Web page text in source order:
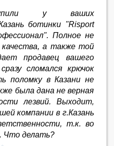
у ваших
ботинки "Risport
Полное не
а также той
продавец вашего
сломался крючок
поломку в Казани не
была дана не верная
лезвий. Выходит,
компании в г.Казань
т.к. во
Что делать?